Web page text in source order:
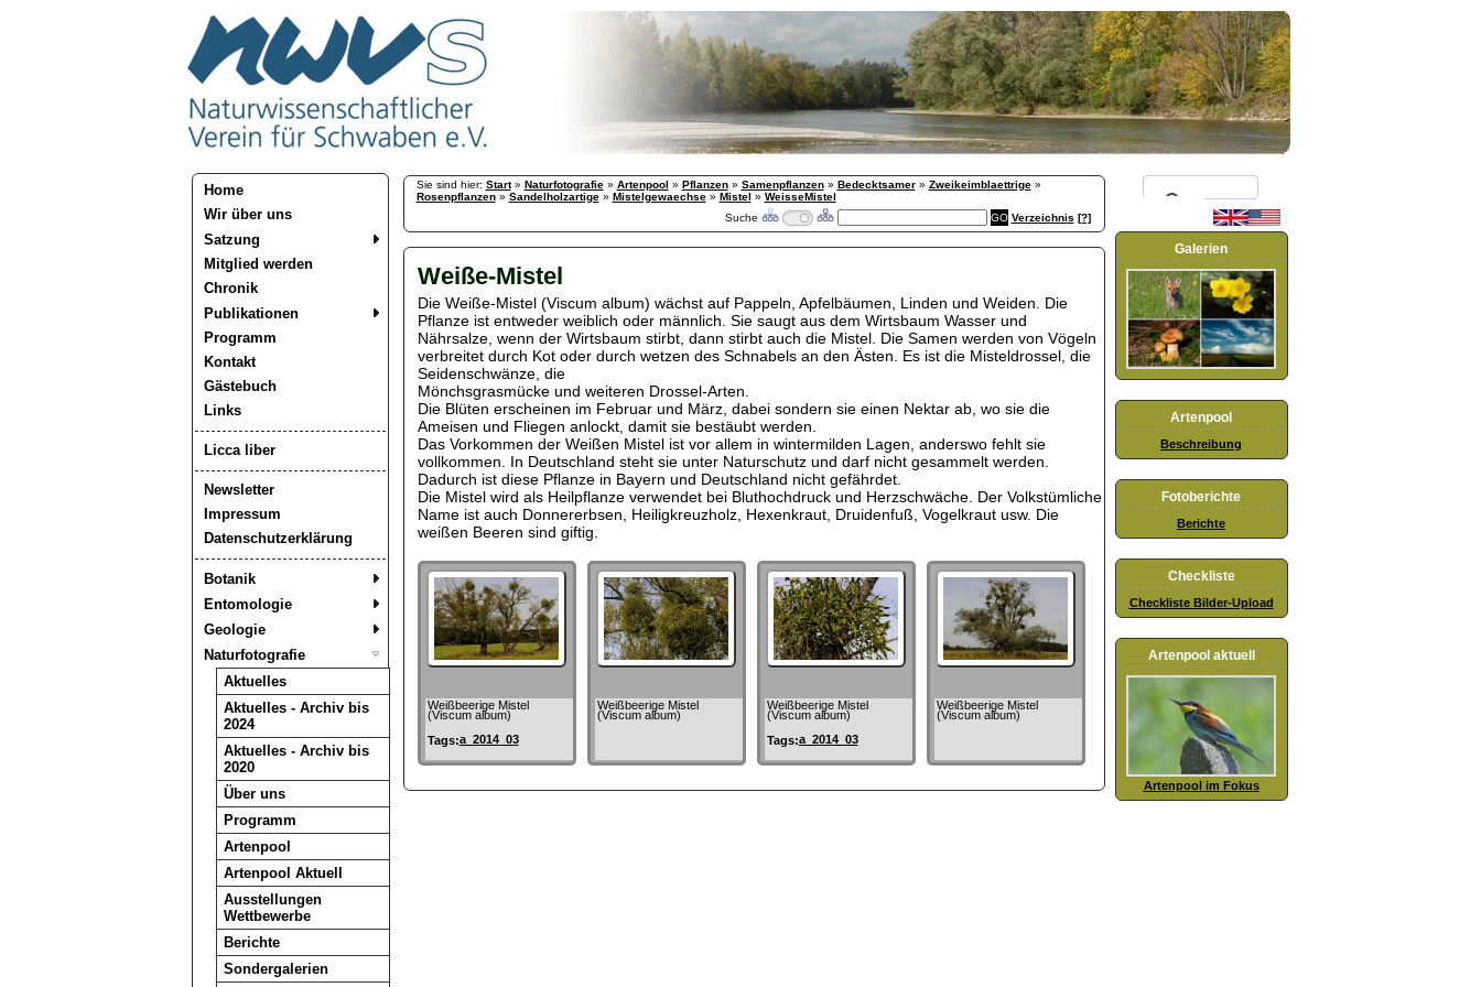
Home
Wir über uns
Satzung
Mitglied werden
Chronik
Publikationen
Programm
Kontakt
Gästebuch
Links
Licca liber
Newsletter
Impressum
Datenschutzerklärung
Botanik
Entomologie
Geologie
Naturfotografie
Aktuelles
Aktuelles - Archiv bis
2024
Aktuelles - Archiv bis
2020
Über uns
Programm
Artenpool
Artenpool Aktuell
Ausstellungen
Wettbewerbe
Berichte
Sondergalerien
Sie sind hier: Start» Naturfotografie» Artenpool » Pflanzen» Samenpflanzen» Bedecktsamer» Zweikeimblaettrige»
Rosenpflanzen» Sandelholzartige» Mistelgewaechse» Mistel » WeisseMistel
Suche
Verzeichnis [?]
Weiße-Mistel
Die Weiße-Mistel (Viscum album) wächst auf Pappeln, Apfelbäumen, Linden und Weiden. Die
Pflanze ist entweder weiblich oder männlich. Sie saugt aus dem Wirtsbaum Wasser und
Nährsalze, wenn der Wirtsbaum stirbt, dann stirbt auch die Mistel. Die Samen werden von Vögeln
verbreitet durch Kot oder durch wetzen des Schnabels an den Ästen. Es ist die Misteldrossel, die
Seidenschwänze, die
Mönchsgrasmücke und weiteren Drossel-Arten.
Die Blüten erscheinen im Februar und März, dabei sondern sie einen Nektar ab, wo sie die
Ameisen und Fliegen anlockt, damit sie bestäubt werden.
Das Vorkommen der Weißen Mistel ist vor allem in wintermilden Lagen, anderswo fehlt sie
vollkommen. In Deutschland steht sie unter Naturschutz und darf nicht gesammelt werden.
Dadurch ist diese Pflanze in Bayern und Deutschland nicht gefährdet.
Die Mistel wird als Heilpflanze verwendet bei Bluthochdruck und Herzschwäche. Der Volkstümliche
Name ist auch Donnererbsen, Heiligkreuzholz, Hexenkraut, Druidenfuß, Vogelkraut usw. Die
weißen Beeren sind giftig.
Weißbeerige Mistel
(Viscum album)
Tags:a_2014_03
Weißbeerige Mistel
(Viscum album)
Weißbeerige Mistel
(Viscum album)
Tags:a_2014_03
Weißbeerige Mistel
(Viscum album)
Galerien
Artenpool
Beschreibung
Fotoberichte
Berichte
Checkliste
Checkliste Bilder-Upload
Artenpool aktuell
Artenpool im Fokus